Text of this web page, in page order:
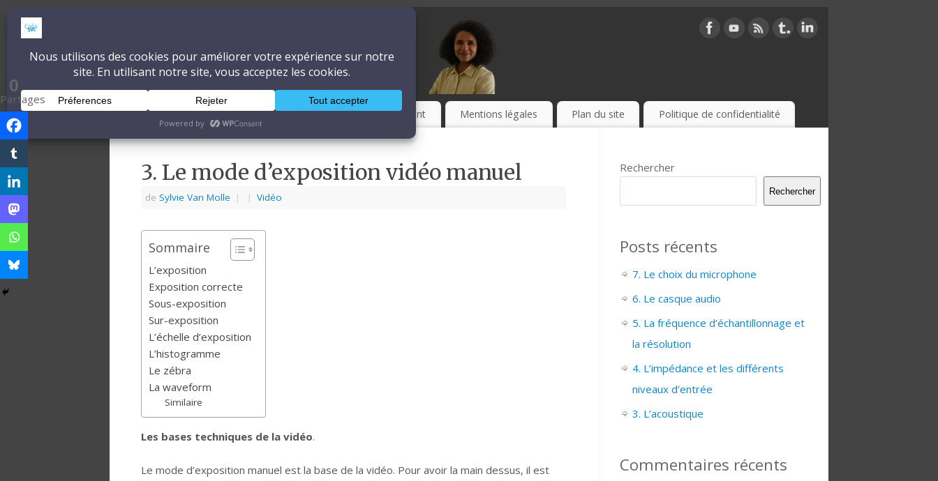
CréaSonVidéoLumière
DÉCOUVRONS ENSEMBLE L'ART ET LA TECHNIQUE
Accueil À propos Blog Culture Event Mentions légales Plan du site Politique de confidentialité
3. Le mode d’exposition vidéo manuel
de Sylvie Van Molle | | Vidéo
Sommaire
L’exposition
Exposition correcte
Sous-exposition
Sur-exposition
L’échelle d’exposition
L’histogramme
Le zébra
La waveform
Similaire
Les bases techniques de la vidéo.
Le mode d’exposition manuel est la base de la vidéo. Pour avoir la main dessus, il est
0
Partages
Rechercher
Rechercher
Posts récents
7. Le choix du microphone
6. Le casque audio
5. La fréquence d’échantillonnage et
la résolution
4. L’impédance et les différents
niveaux d’entrée
3. L’acoustique
Commentaires récents